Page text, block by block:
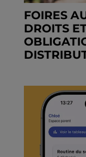
FOIRES
DROITS